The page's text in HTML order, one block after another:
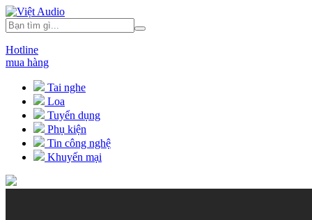
Hotline
mua hàng
Tai nghe
Loa
Tuyển dụng
Phụ kiện
Tin công nghệ
Khuyến mại